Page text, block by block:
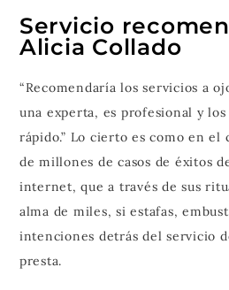
Servicio
Alicia Collado
“Recomendaría los servicios a
una experta, es profesional y
rápido.” Lo cierto es como en el
de millones de casos de éxitos
internet, que a través de sus
alma de miles, si estafas,
intenciones detrás del servicio
presta.